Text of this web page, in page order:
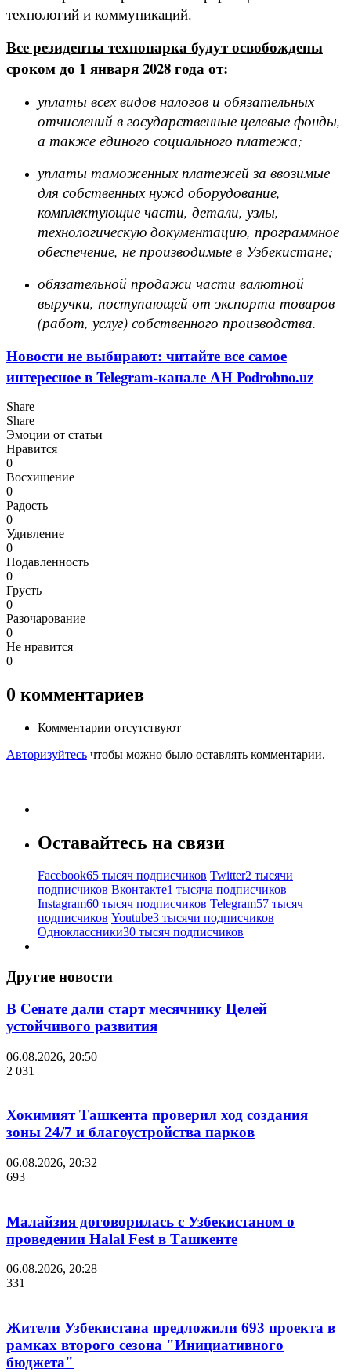
технологий и коммуникаций.
Все резиденты технопарка будут освобождены
сроком до 1 января 2028 года от:
уплаты всех видов налогов и обязательных
отчислений в государственные целевые фонды,
а также единого социального платежа;
уплаты таможенных платежей за ввозимые
для собственных нужд оборудование,
комплектующие части, детали, узлы,
технологическую документацию, программное
обеспечение, не производимые в Узбекистане;
обязательной продажи части валютной
выручки, поступающей от экспорта товаров
(работ, услуг) собственного производства.
Новости не выбирают: читайте все самое
интересное в Telegram-канале АН Podrobno.uz
Share
Share
Эмоции от статьи
Нравится
0
Восхищение
0
Радость
0
Удивление
0
Подавленность
0
Грусть
0
Разочарование
0
Не нравится
0
0 комментариев
Комментарии отсутствуют
Авторизуйтесь чтобы можно было оставлять комментарии.
Оставайтесь на связи
Facebook65 тысяч подписчиков Twitter2 тысячи
подписчиков Вконтакте1 тысяча подписчиков
Instagram60 тысяч подписчиков Telegram57 тысяч
подписчиков Youtube3 тысячи подписчиков
Одноклассники30 тысяч подписчиков
Другие новости
В Сенате дали старт месячнику Целей
устойчивого развития
06.08.2026, 20:50
2 031
Хокимият Ташкента проверил ход создания
зоны 24/7 и благоустройства парков
06.08.2026, 20:32
693
Малайзия договорилась с Узбекистаном о
проведении Halal Fest в Ташкенте
06.08.2026, 20:28
331
Жители Узбекистана предложили 693 проекта в
рамках второго сезона "Инициативного
бюджета"